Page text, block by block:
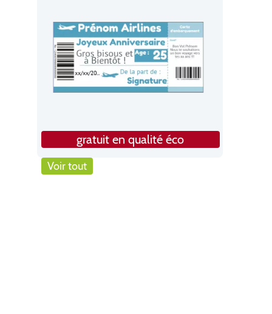
gratuit en qualité éco
Voir tout